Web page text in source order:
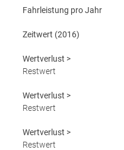
Fahrleistung pro Jahr
Zeitwert (2016)
Wertverlust >
Restwert
Wertverlust >
Restwert
Wertverlust >
Restwert